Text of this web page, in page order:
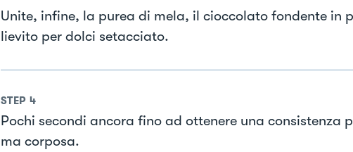
Unite, infine, la purea di mela, il cioccolato fondente in
lievito per dolci setacciato.
STEP 4
Pochi secondi ancora fino ad ottenere una consistenza
ma corposa.